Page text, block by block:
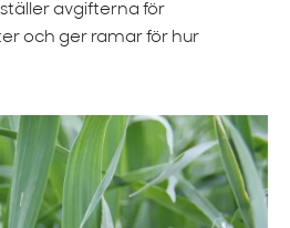
avgifterna för
och ger ramar för hur